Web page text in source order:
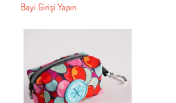
Bayi Girişi Yapın